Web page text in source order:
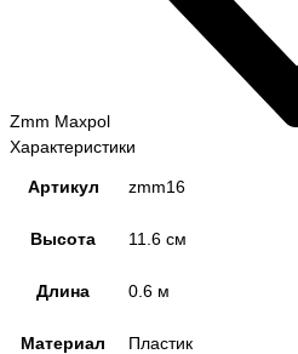
Zmm Maxpol
Характеристики
Артикул zmm16
Высота 11.6 см
Длина 0.6 м
Материал Пластик